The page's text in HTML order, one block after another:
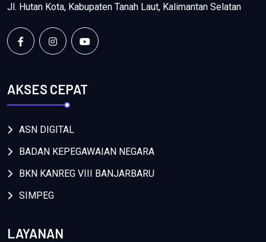
Jl. Hutan Kota, Kabupaten Tanah Laut, Kalimantan Selatan
AKSES CEPAT
ASN DIGITAL
BADAN KEPEGAWAIAN NEGARA
BKN KANREG VIII BANJARBARU
SIMPEG
LAYANAN